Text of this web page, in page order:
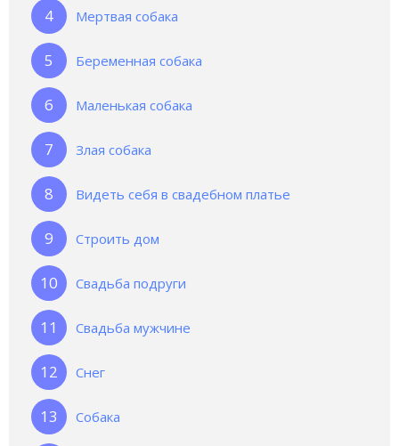
Мертвая собака
Беременная собака
Маленькая собака
Злая собака
Видеть себя в свадебном платье
Строить дом
Свадьба подруги
Свадьба мужчине
Снег
Собака